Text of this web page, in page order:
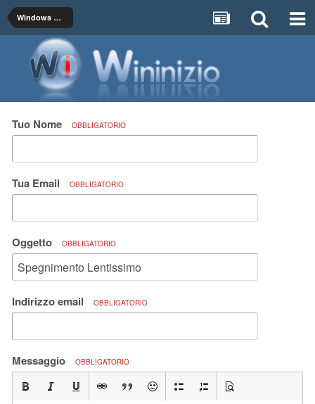
Windows ME / 98 / 95
Tuo Nome OBBLIGATORIO
Tua Email OBBLIGATORIO
Oggetto OBBLIGATORIO
Indirizzo email OBBLIGATORIO
Messaggio OBBLIGATORIO